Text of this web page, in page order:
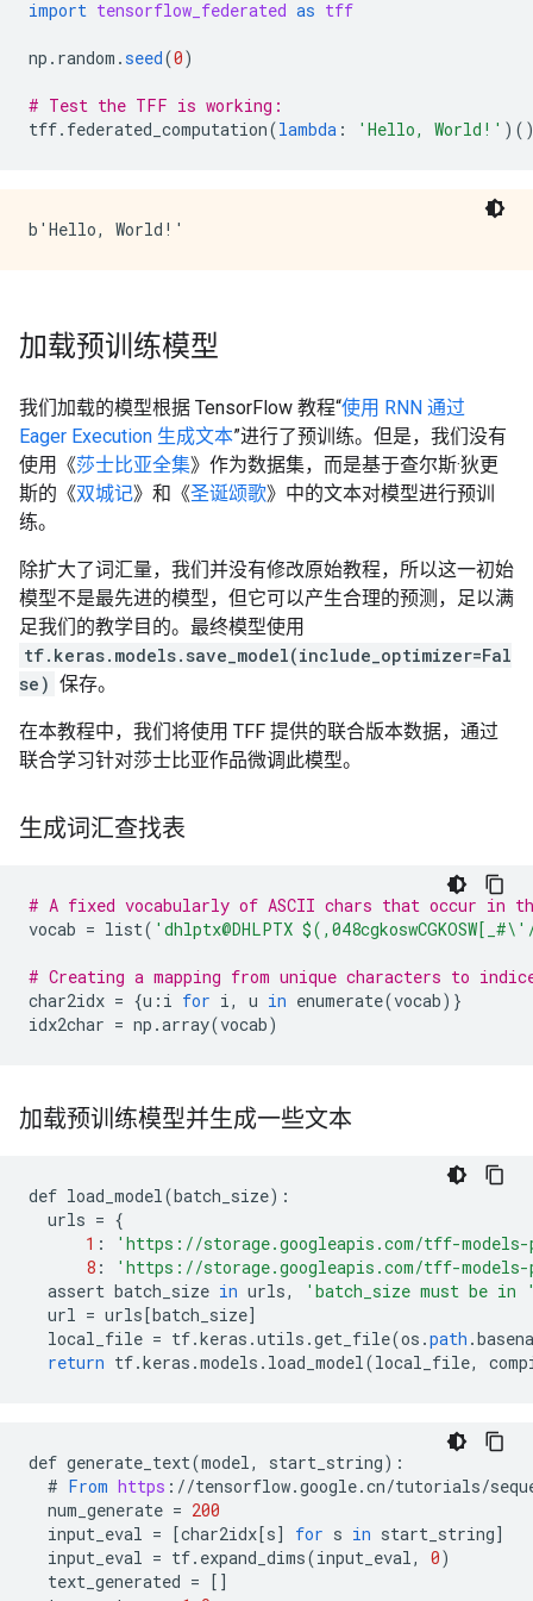
import tensorflow_federated as tff
np . random .seed(0)
# Test the TFF is working:
tff. federated_computation(lambda : 'Hello, World!'
加载预训练模型
我们加载的模型根据 TensorFlow 教程“使用 RNN 通过
Eager Execution 生成文本”进行了预训练。但是，我们没有
使用《莎士比亚全集》作为数据集，而是基于查尔斯·狄更
斯的《双城记》和《圣诞颂歌》中的文本对模型进行预训
练。
除扩大了词汇量，我们并没有修改原始教程，所以这一初始
模型不是最先进的模型，但它可以产生合理的预测，足以满
足我们的教学目的。最终模型使用
tf.keras.models.save_model(include_optimizer=Fal
se) 保存。
在本教程中，我们将使用 TFF 提供的联合版本数据，通过
联合学习针对莎士比亚作品微调此模型。
生成词汇查找表
# A fixed vocabularly of ASCII chars that occur in
vocab = list( 'dhlptx@DHLPTX $(,048cgkoswCGKOSW[_#\'
# Creating a mapping from unique characters to
char2idx = {u : i for i, u in enumerate(vocab)}
idx2char = np .array(vocab)
加载预训练模型并生成一些文本
def load_model(batch_size) :
urls = {
1 :
'https://storage.googleapis.com/tff-models-
8 :
'https://storage.googleapis.com/tff-models-
assert batch_size in urls,
'batch_size must be in
url = urls[batch_size]
local_file = tf.keras .utils .get_file(os .path .
return tf.keras .models . load_model(local_file,
def generate_text(model, start_string) :
# From https : //tensorflow.google.cn/tutorials/
num_generate = 200
input_eval = [char2idx[s] for s in start_string]
input_eval = tf. expand_dims(input_eval, 0)
text_generated = []